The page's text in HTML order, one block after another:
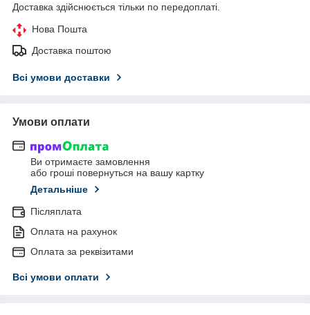
Доставка здійснюється тільки по передоплаті.
Нова Пошта
Доставка поштою
Всі умови доставки
Умови оплати
Ви отримаєте замовлення
або гроші повернуться на вашу картку
Детальніше
Післяплата
Оплата на рахунок
Оплата за реквізитами
Всі умови оплати